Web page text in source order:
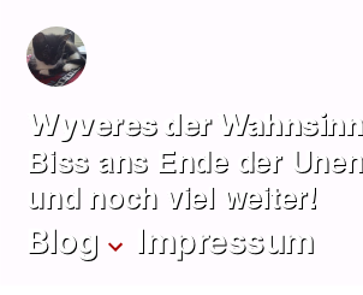
Zum
Inhalt
springen
Wyveres der
Biss ans Ende der
und noch viel weiter!
Blog Impressum